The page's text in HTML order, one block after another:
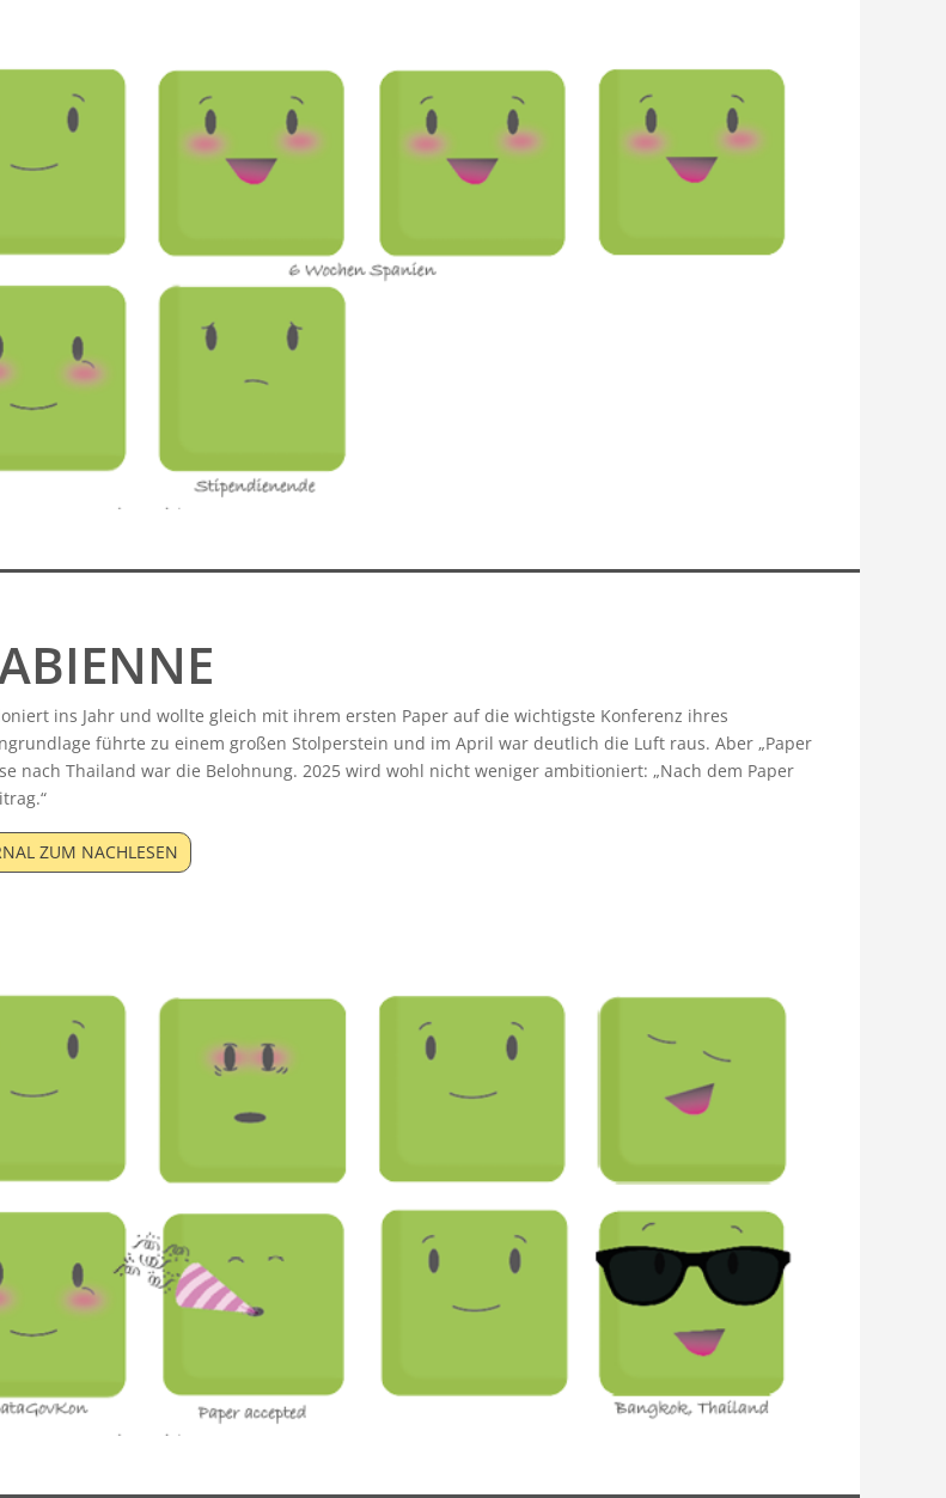
ins Jahr und wollte gleich mit ihrem ersten Paper auf die wichtigste Konferenz ihres
führte zu einem großen Stolperstein und im April war deutlich die Luft raus. Aber „Paper
nach Thailand war die Belohnung. 2025 wird wohl nicht weniger ambitioniert: „Nach dem Paper
ZUM NACHLESEN